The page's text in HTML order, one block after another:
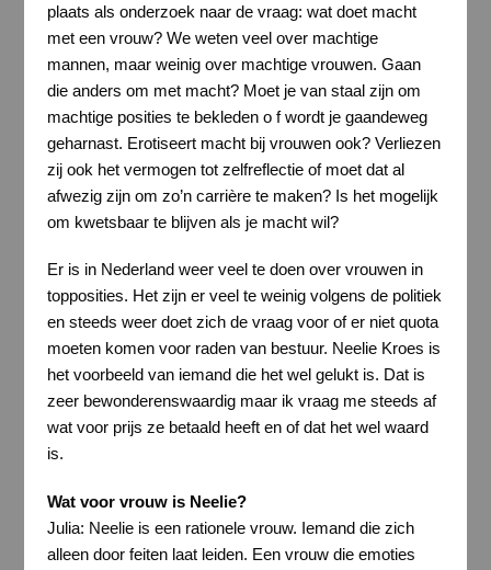
plaats als onderzoek naar de vraag: wat doet macht
met een vrouw? We weten veel over machtige
mannen, maar weinig over machtige vrouwen. Gaan
die anders om met macht? Moet je van staal zijn om
machtige posities te bekleden o f wordt je gaandeweg
geharnast. Erotiseert macht bij vrouwen ook? Verliezen
zij ook het vermogen tot zelfreflectie of moet dat al
afwezig zijn om zo’n carrière te maken? Is het mogelijk
om kwetsbaar te blijven als je macht wil?
Er is in Nederland weer veel te doen over vrouwen in
topposities. Het zijn er veel te weinig volgens de politiek
en steeds weer doet zich de vraag voor of er niet quota
moeten komen voor raden van bestuur. Neelie Kroes is
het voorbeeld van iemand die het wel gelukt is. Dat is
zeer bewonderenswaardig maar ik vraag me steeds af
wat voor prijs ze betaald heeft en of dat het wel waard
is.
Wat voor vrouw is Neelie?
Julia: Neelie is een rationele vrouw. Iemand die zich
alleen door feiten laat leiden. Een vrouw die emoties